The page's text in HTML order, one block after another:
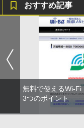
おすすめ記事
無料で使えるWi-Fi
3つのポイント